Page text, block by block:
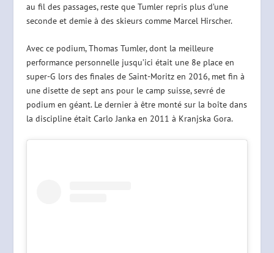
au fil des passages, reste que Tumler repris plus d’une
seconde et demie à des skieurs comme Marcel Hirscher.
Avec ce podium, Thomas Tumler, dont la meilleure
performance personnelle jusqu’ici était une 8e place en
super-G lors des finales de Saint-Moritz en 2016, met fin à
une disette de sept ans pour le camp suisse, sevré de
podium en géant. Le dernier à être monté sur la boîte dans
la discipline était Carlo Janka en 2011 à Kranjska Gora.